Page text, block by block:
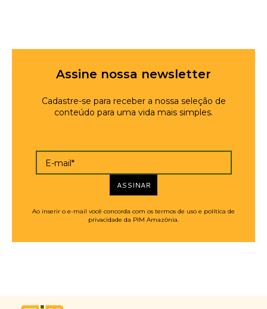
Assine nossa newsletter
Cadastre-se para receber a nossa seleção de
conteúdo para uma vida mais simples.
E-mail*
ASSINAR
Ao inserir o e-mail você concorda com os termos de uso e política de
privacidade da PIM Amazônia.